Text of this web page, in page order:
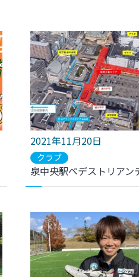
2021年11月20日
クラブ